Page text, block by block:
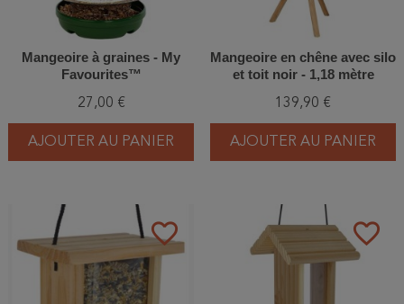
Mangeoire à graines - My
Favourites™
27,00 €
AJOUTER AU PANIER
Mangeoire en chêne avec silo
et toit noir - 1,18 mètre
139,90 €
AJOUTER AU PANIER
favorite_border favorite_border